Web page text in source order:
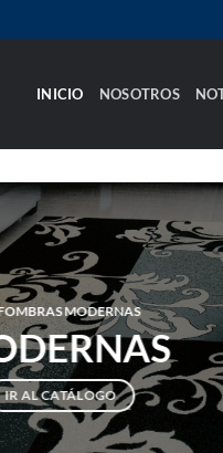
INICIO NOSOTROS
MODERNAS
IR AL CATÁLOGO